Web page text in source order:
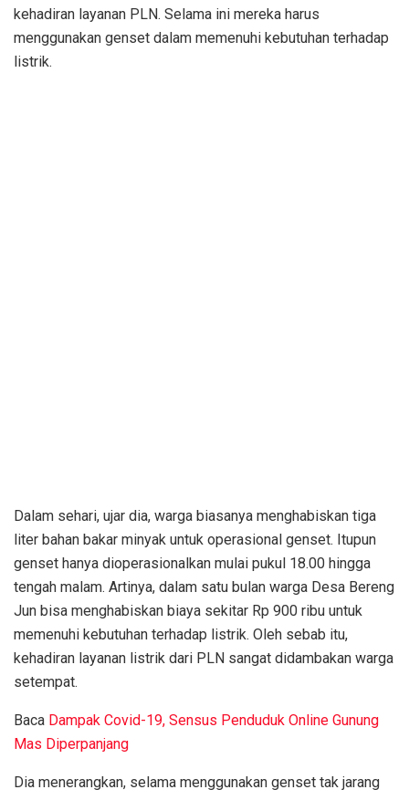
kehadiran layanan PLN. Selama ini mereka harus
menggunakan genset dalam memenuhi kebutuhan terhadap
listrik.
Dalam sehari, ujar dia, warga biasanya menghabiskan tiga
liter bahan bakar minyak untuk operasional genset. Itupun
genset hanya dioperasionalkan mulai pukul 18.00 hingga
tengah malam. Artinya, dalam satu bulan warga Desa Bereng
Jun bisa menghabiskan biaya sekitar Rp 900 ribu untuk
memenuhi kebutuhan terhadap listrik. Oleh sebab itu,
kehadiran layanan listrik dari PLN sangat didambakan warga
setempat.
Baca Dampak Covid-19, Sensus Penduduk Online Gunung
Mas Diperpanjang
Dia menerangkan, selama menggunakan genset tak jarang